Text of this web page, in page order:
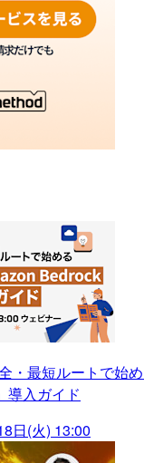
・最短ルートで始
導入ガイド
日(火) 13:00